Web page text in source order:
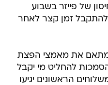
של פייזר בשבוע
להתקבל זמן קצר לאחר
את מאמצי הפצת
להחליט מי יקבל
הראשונים יגיעו